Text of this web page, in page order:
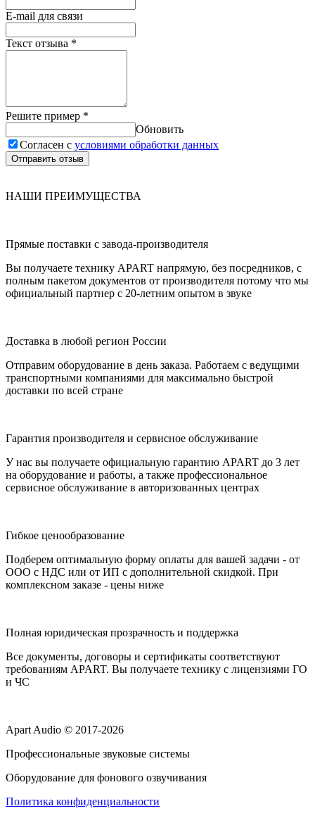
E-mail для связи
Текст отзыва *
Решите пример *
Обновить
Согласен с условиями обработки данных
Отправить отзыв
НАШИ ПРЕИМУЩЕСТВА
Прямые поставки с завода-производителя
Вы получаете технику APART напрямую, без посредников, с
полным пакетом документов от производителя потому что мы
официальный партнер с 20-летним опытом в звуке
Доставка в любой регион России
Отправим оборудование в день заказа. Работаем с ведущими
транспортными компаниями для максимально быстрой
доставки по всей стране
Гарантия производителя и сервисное обслуживание
У нас вы получаете официальную гарантию APART до 3 лет
на оборудование и работы, а также профессиональное
сервисное обслуживание в авторизованных центрах
Гибкое ценообразование
Подберем оптимальную форму оплаты для вашей задачи - от
ООО с НДС или от ИП с дополнительной скидкой. При
комплексном заказе - цены ниже
Полная юридическая прозрачность и поддержка
Все документы, договоры и сертификаты соответствуют
требованиям APART. Вы получаете технику с лицензиями ГО
и ЧС
Apart Audio © 2017-2026
Профессиональные звуковые системы
Оборудование для фонового озвучивания
Политика конфиденциальности